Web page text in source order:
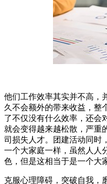
他们工作效率其实并不高，
久不会额外的带来收益，整
了不仅没有什么效率，还会
就会变得越来越松散，严重
司损失人才。团建活动同时
一个大家庭一样，虽然人人
色，但是这相当于是一个大
克服心理障碍，突破自我，